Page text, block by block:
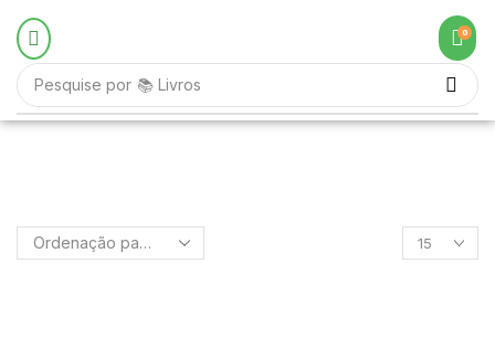
Pesquise por 📚 Livros
0